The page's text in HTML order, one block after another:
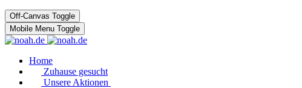
Off-Canvas Toggle
Mobile Menu Toggle
Home
Zuhause gesucht
Unsere Aktionen